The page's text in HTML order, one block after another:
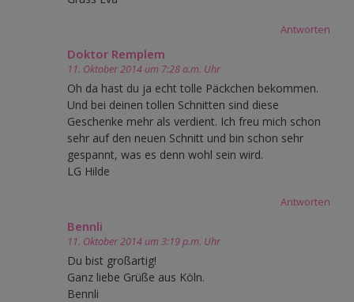
Antworten
Doktor Remplem
11. Oktober 2014 um 7:28 a.m. Uhr
Oh da hast du ja echt tolle Päckchen bekommen.
Und bei deinen tollen Schnitten sind diese
Geschenke mehr als verdient. Ich freu mich schon
sehr auf den neuen Schnitt und bin schon sehr
gespannt, was es denn wohl sein wird.
LG Hilde
Antworten
Bennli
11. Oktober 2014 um 3:19 p.m. Uhr
Du bist großartig!
Ganz liebe Grüße aus Köln.
Bennli